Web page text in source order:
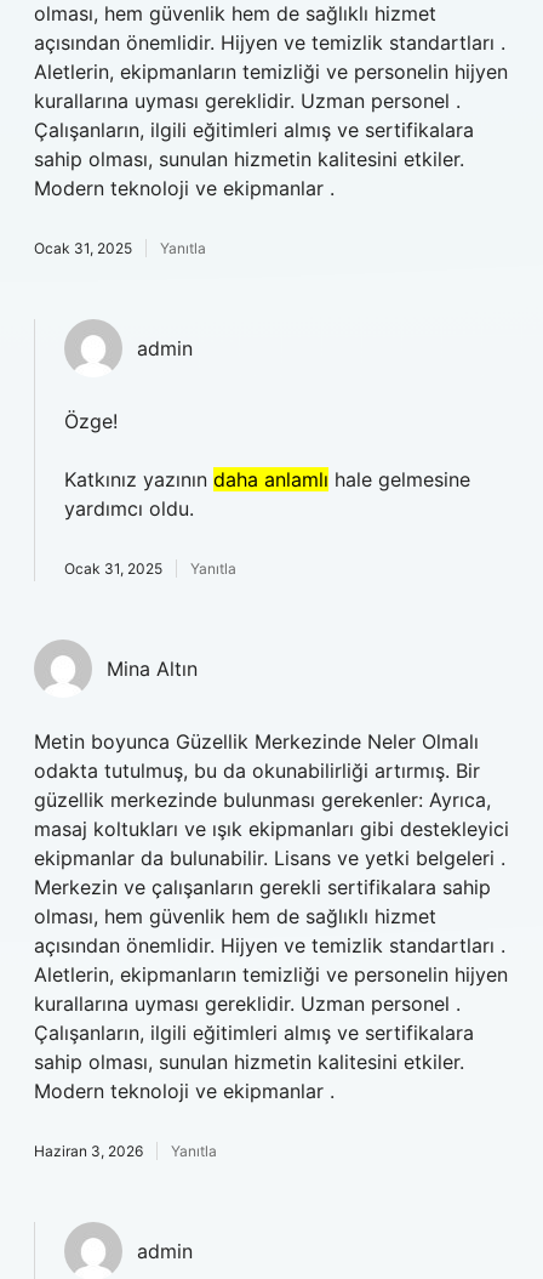
olması, hem güvenlik hem de sağlıklı hizmet
açısından önemlidir. Hijyen ve temizlik standartları .
Aletlerin, ekipmanların temizliği ve personelin hijyen
kurallarına uyması gereklidir. Uzman personel .
Çalışanların, ilgili eğitimleri almış ve sertifikalara
sahip olması, sunulan hizmetin kalitesini etkiler.
Modern teknoloji ve ekipmanlar .
Ocak 31, 2025 Yanıtla
admin
Özge!
Katkınız yazının daha anlamlı hale gelmesine
yardımcı oldu.
Ocak 31, 2025 Yanıtla
Mina Altın
Metin boyunca Güzellik Merkezinde Neler Olmalı
odakta tutulmuş, bu da okunabilirliği artırmış. Bir
güzellik merkezinde bulunması gerekenler: Ayrıca,
masaj koltukları ve ışık ekipmanları gibi destekleyici
ekipmanlar da bulunabilir. Lisans ve yetki belgeleri .
Merkezin ve çalışanların gerekli sertifikalara sahip
olması, hem güvenlik hem de sağlıklı hizmet
açısından önemlidir. Hijyen ve temizlik standartları .
Aletlerin, ekipmanların temizliği ve personelin hijyen
kurallarına uyması gereklidir. Uzman personel .
Çalışanların, ilgili eğitimleri almış ve sertifikalara
sahip olması, sunulan hizmetin kalitesini etkiler.
Modern teknoloji ve ekipmanlar .
Haziran 3, 2026 Yanıtla
admin